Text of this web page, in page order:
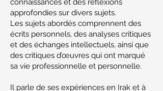
connaissances et des réflexions
approfondies sur divers sujets.
Les sujets abordés comprennent des
écrits personnels, des analyses critiques
et des échanges intellectuels, ainsi que
des critiques d’œuvres qui ont marqué
sa vie professionnelle et personnelle.
Il parle de ses expériences en Irak et à